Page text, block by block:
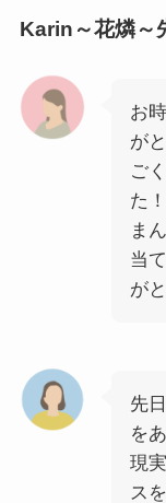
Karin～花燐～
お
が
ご
た
ま
当
が
先
を
現
ス